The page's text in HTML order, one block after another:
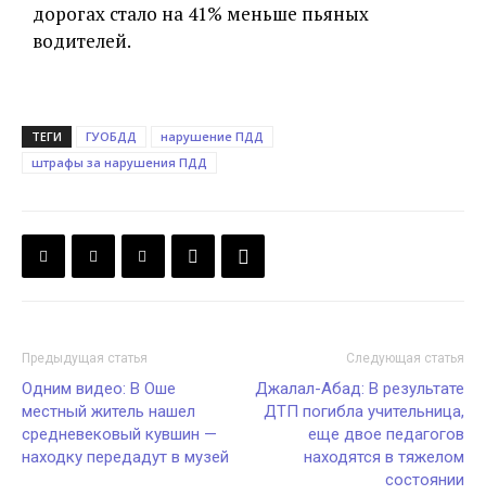
дорогах стало на 41% меньше пьяных
водителей.
ТЕГИ ГУОБДД
нарушение ПДД
штрафы за нарушения ПДД
Предыдущая статья
Одним видео: В Оше
местный житель нашел
средневековый кувшин —
находку передадут в музей
Следующая статья
Джалал-Абад: В результате
ДТП погибла учительница,
еще двое педагогов
находятся в тяжелом
состоянии